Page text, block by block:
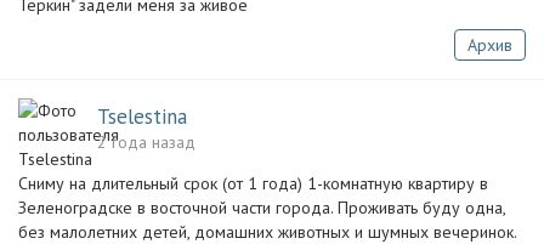
Теркин" задели меня за живое
Архив
Tselestina
2 года назад
Сниму на длительный срок (от 1 года) 1-комнатную квартиру в
Зеленоградске в восточной части города. Проживать буду одна,
без малолетних детей, домашних животных и шумных вечеринок.